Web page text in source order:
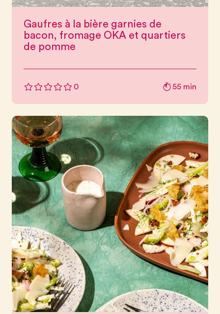
Gaufres à la bière garnies de
bacon, fromage OKA et quartiers
de pomme
0 55 min